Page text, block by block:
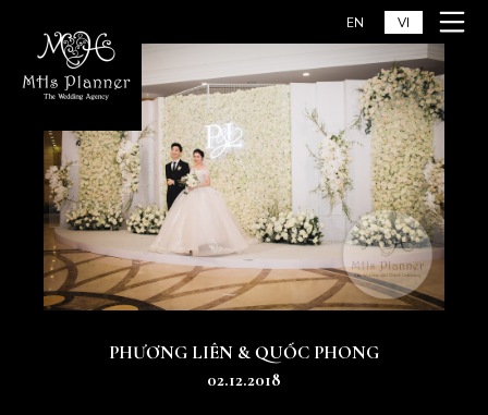
dung
chủ
EN VI
PHƯƠNG LIÊN & QUỐC PHONG
02.12.2018